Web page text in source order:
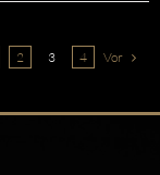
2 3 4 Vor